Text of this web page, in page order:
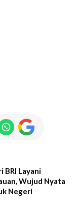
BRI Layani
Wujud Nyata
Negeri